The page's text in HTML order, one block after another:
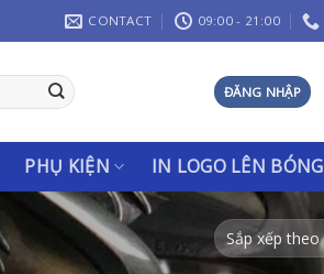
CONTACT 09:00 - 21:00
ĐĂNG NHẬP
PHỤ KIỆN IN LOGO LÊN BÓNG